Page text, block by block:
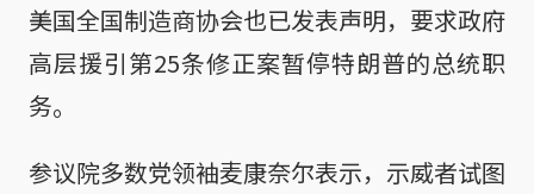
美国全国制造商协会也已发表声明，要求政府
高层援引第25条修正案暂停特朗普的总统职
务。
参议院多数党领袖麦康奈尔表示，示威者试图